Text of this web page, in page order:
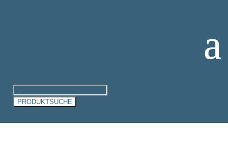
search
PRODUKTSUCHE